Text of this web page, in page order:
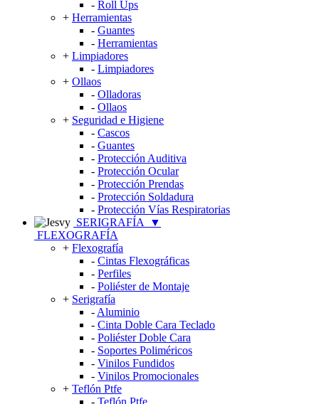
- Roll Ups
+ Herramientas
- Guantes
- Herramientas
+ Limpiadores
- Limpiadores
+ Ollaos
- Olladoras
- Ollaos
+ Seguridad e Higiene
- Cascos
- Guantes
- Protección Auditiva
- Protección Ocular
- Protección Prendas
- Protección Soldadura
- Protección Vías Respiratorias
SERIGRAFÍA
▼
FLEXOGRAFÍA
+ Flexografía
- Cintas Flexográficas
- Perfiles
- Poliéster de Montaje
+ Serigrafía
- Aluminio
- Cinta Doble Cara Teclado
- Poliéster Doble Cara
- Soportes Poliméricos
- Vinilos Fundidos
- Vinilos Promocionales
+ Teflón Ptfe
- Teflón Ptfe